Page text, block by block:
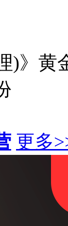
)》黄
更多